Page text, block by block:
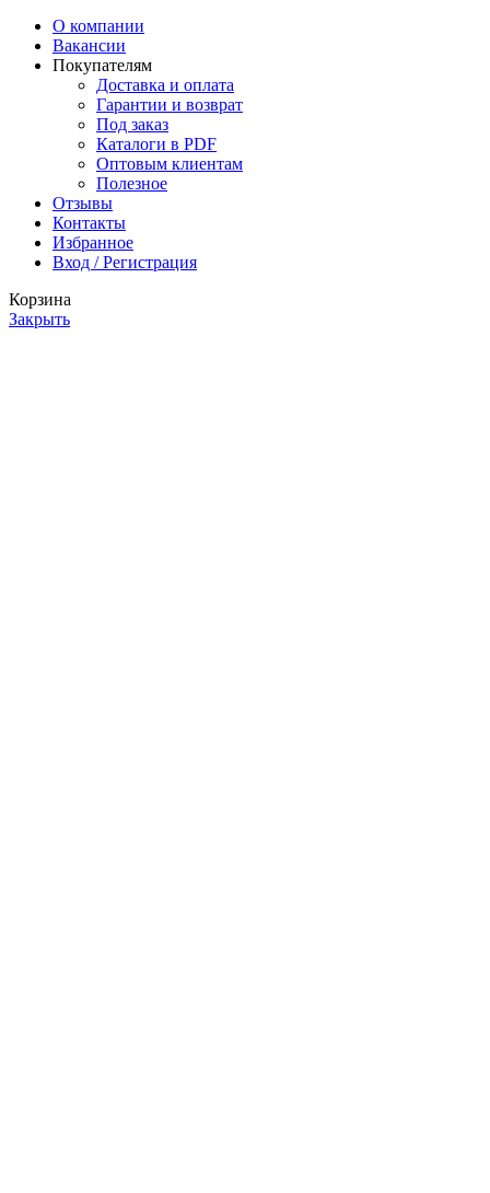
О компании
Вакансии
Покупателям
Доставка и оплата
Гарантии и возврат
Под заказ
Каталоги в PDF
Оптовым клиентам
Полезное
Отзывы
Контакты
Избранное
Вход / Регистрация
Корзина
Закрыть